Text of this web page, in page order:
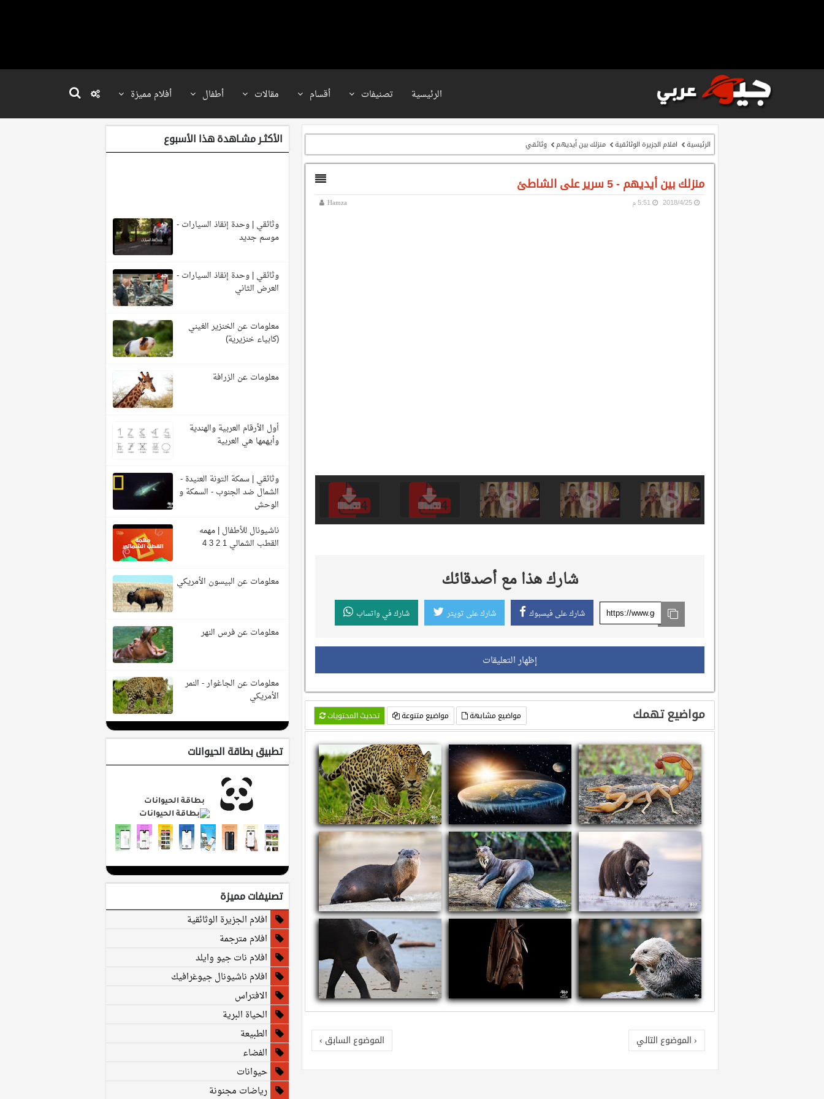
الرئيسية تصنيفات أقسام مقالات أطفال أفلام مميزة
الرئيسية افلام الجزيرة الوثائقية منزلك بين أيديهم وثائقي
منزلك بين أيديهم - 5 سرير على الشاطئ
Hamza 25‏/4‏/2018 5:51 م
شارك هذا مع أصدقائك
شارك على فيسبوك شارك على تويتر شارك في واتساب
إظهار التعليقات
مواضيع تهمك تحديث المحتويات مواضيع متنوعة مواضيع مشابهة
سم العقارب ماذا لو كانت الأرض مسطحة! معلومات عن الجاغوار - النمر الأمريكي
معلومات عن ثور المسك معلومات عن القضاعة العملاقة معلومات عن قضاعة الأنهار الشمالية
‹ الموضوع التالي الموضوع السابق ›
الأكثـر مشـاهدة هذا الأسبوع
وثائقي | وحدة إنقاذ السيارات -
موسم جديد
وثائقي | وحدة إنقاذ السيارات -
العرض الثاني
معلومات عن الخنزير الغيني
(كابياء خنزيرية)
معلومات عن الزرافة
أول الأرقام العربية والهندية
وأيهمها هي العربية
وثائقي | سمكة التونة العنيدة -
الشمال ضد الجنوب - السمكة و
الوحش
ناشيونال للأطفال | مهمه
القطب الشمالي 1 2 3 4
معلومات عن البيسون الأمريكي
معلومات عن فرس النهر
معلومات عن الجاغوار - النمر
الأمريكي
تطبيق بطاقة الحيوانات
بطاقة الحيوانات
تصنيفات مميزة
افلام الجزيرة الوثائقية
افلام مترجمة
افلام نات جيو وايلد
افلام ناشيونال جيوغرافيك
الافتراس
الحياة البرية
الطبيعة
الفضاء
حيوانات
رياضات مجنونة